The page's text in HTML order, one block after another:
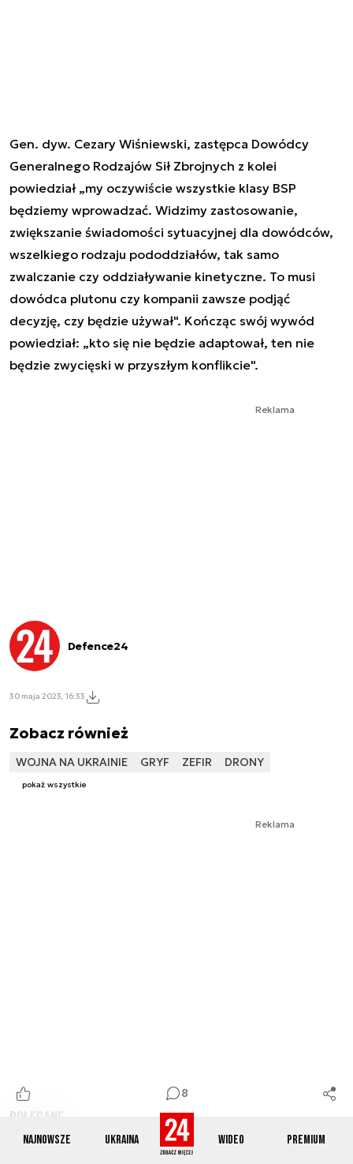
Najnowsze Ukraina Wideo Premium
8
Gen. dyw. Cezary Wiśniewski, zastępca Dowódcy
Generalnego Rodzajów Sił Zbrojnych z kolei
powiedział „my oczywiście wszystkie klasy BSP
będziemy wprowadzać. Widzimy zastosowanie,
zwiększanie świadomości sytuacyjnej dla dowódców,
wszelkiego rodzaju pododdziałów, tak samo
zwalczanie czy oddziaływanie kinetyczne. To musi
dowódca plutonu czy kompanii zawsze podjąć
decyzję, czy będzie używał". Kończąc swój wywód
powiedział: „kto się nie będzie adaptował, ten nie
będzie zwycięski w przyszłym konflikcie".
Reklama
Defence24
30 maja 2023, 16:33
Zobacz również
WOJNA NA UKRAINIE GRYF ZEFIR DRONY
pokaż wszystkie
Reklama
Polecane